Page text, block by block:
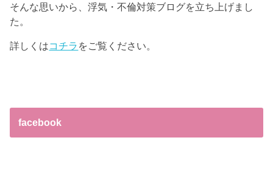
そんな思いから、浮気・不倫対策ブログを立ち上げまし
た。
詳しくはコチラ をご覧ください。
facebook